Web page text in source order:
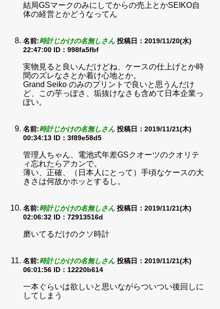
結局GSマークのみにしてからの売上とかSEIKO自
体の経営とかどうなってん
名前:時計じかけの名無しさん 投稿日：2019/11/20(水)
22:47:00 ID：998fa5fbf
実物見ると良いんだけどね、ケースの仕上げとか時
間のズレなさとか着け心地とか。
Grand Seiko のみのプリントで良いと思うんだけ
ど、この芋っぽさ、垢抜けなさも含めて日本企業っ
ぽい。
名前:時計じかけの名無しさん 投稿日：2019/11/21(木)
00:34:13 ID：3f89e58d5
管理人ちゃん、電池式年差GSクオーツのクオリテ
ィ忘れたらアカンで。
薄い、正確、（日本人にとって）手頃なケースの大
きさは何故かホッとするし。
名前:時計じかけの名無しさん 投稿日：2019/11/21(木)
02:06:32 ID：72913516d
磨いてるだけのクソ時計
名前:時計じかけの名無しさん 投稿日：2019/11/21(木)
06:01:56 ID：12220b614
一本ぐらいは欲しいと思いながらついつい後回しに
してしまう